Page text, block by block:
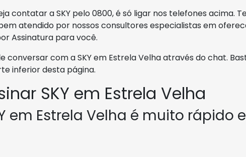
contatar a SKY pelo 0800, é só ligar nos telefones acima.
atendido por nossos consultores especialistas em
Assinatura para você.
conversar com a SKY em Estrela Velha através do chat.
inferior desta página.
SKY em Estrela Velha
em Estrela Velha é muito rápido e